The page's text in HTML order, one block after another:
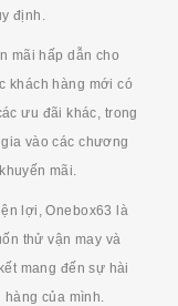
định.
mãi hấp dẫn cho
khách hàng mới có
ưu đãi khác, trong
vào các chương
mãi.
lợi, Onebox63 là
thử vận may và
mang đến sự hài
của mình.